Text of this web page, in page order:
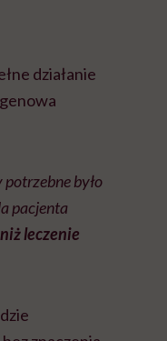
działanie
potrzebne było
pacjenta
leczenie